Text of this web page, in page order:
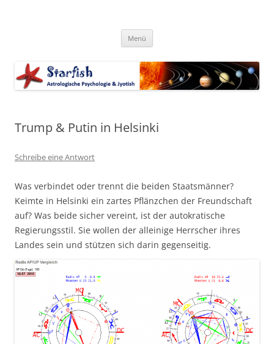
Menü
Trump & Putin in Helsinki
Schreibe eine Antwort
Was verbindet oder trennt die beiden Staatsmänner?
Keimte in Helsinki ein zartes Pflänzchen der Freundschaft
auf? Was beide sicher vereint, ist der autokratische
Regierungsstil. Sie wollen der alleinige Herrscher ihres
Landes sein und stützen sich darin gegenseitig.